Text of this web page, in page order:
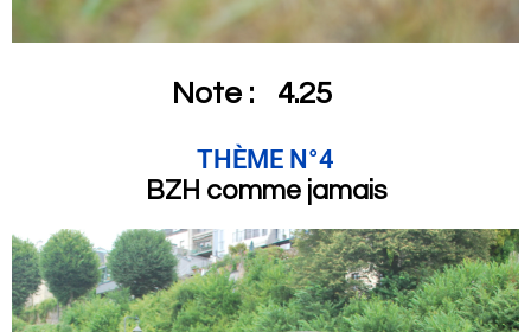
Note : 4.25
THÈME N°4
BZH comme jamais